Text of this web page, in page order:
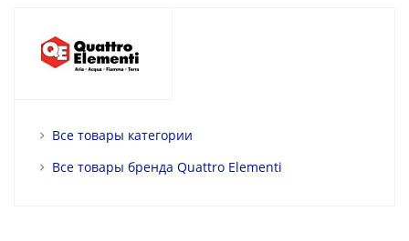
Все товары категории
Все товары бренда Quattro Elementi